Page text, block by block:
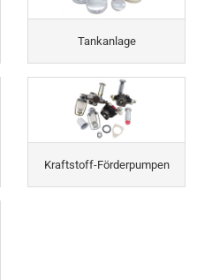
Tankanlage
Kraftstoff-Förderpumpen